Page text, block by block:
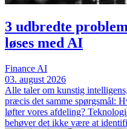
3 udbredte
løses med AI
Finance AI
03. august 2026
Alle taler om kunstig
præcis det samme spørgsmål:
løfter vores afdeling?
behøver det ikke være at